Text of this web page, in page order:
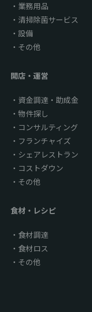
業務用品
清掃除菌サービス
設備
その他
開店・運営
資金調達・助成金
物件探し
コンサルティング
フランチャイズ
シェアレストラン
コストダウン
その他
食材・レシピ
食材調達
食材ロス
その他